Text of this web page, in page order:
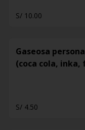
S/ 10.00
Gaseosa
(coca cola, inka,
S/ 4.50